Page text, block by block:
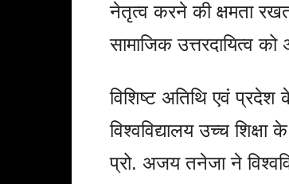
नेतृत्व करने की क्षमता
सामाजिक उत्तरदायित्व
विशिष्ट अतिथि एवं प्रदेश
विश्वविद्यालय उच्च
प्रो. अजय तनेजा ने